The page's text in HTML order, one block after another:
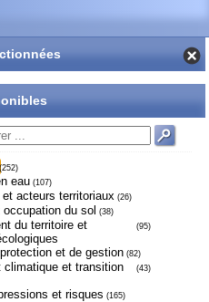
(252)
eau (107)
acteurs territoriaux (26)
du sol (38)
du territoire et
(95)
et de gestion (82)
climatique et transition
(43)
et risques (165)